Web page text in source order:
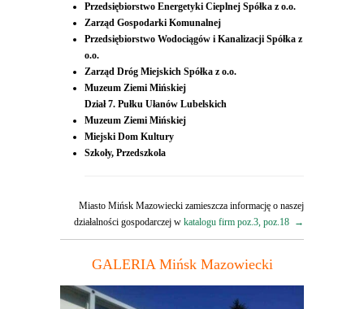
Przedsiębiorstwo Energetyki Cieplnej Spółka z o.o.
Zarząd Gospodarki Komunalnej
Przedsiębiorstwo Wodociągów i Kanalizacji Spółka z
o.o.
Zarząd Dróg Miejskich Spółka z o.o.
Muzeum Ziemi Mińskiej
Dział 7. Pułku Ułanów Lubelskich
Muzeum Ziemi Mińskiej
Miejski Dom Kultury
Szkoły, Przedszkola
Miasto Mińsk Mazowiecki zamieszcza informację o naszej
działalności gospodarczej w katalogu firm poz.3, poz.18 →
GALERIA Mińsk Mazowiecki